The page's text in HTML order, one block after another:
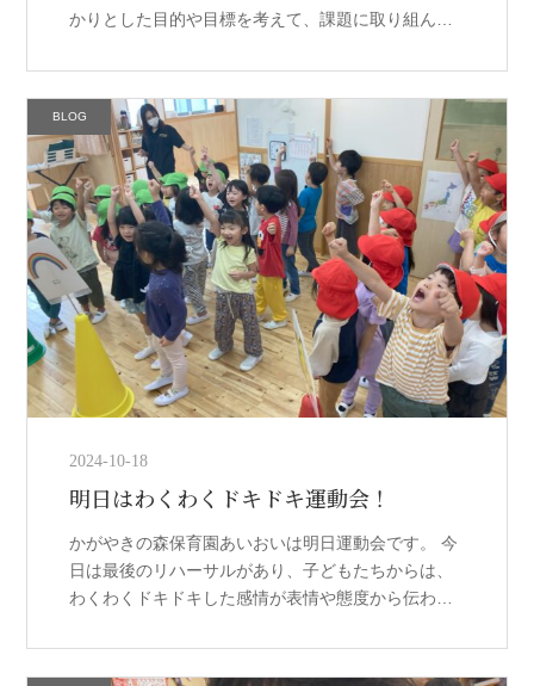
かりとした目的や目標を考えて、課題に取り組んだ
を見る場所ではなく、通過点です。 […]
2024-10-18
BLOG
明日はわくわくドキドキ運動会！
かがやきの森保育園あいおいは明日運動会です。 今
日は最後のリハーサルがあり、子どもたちからは、
わくわくドキドキした感情が表情や態度から伝わっ
にあります。 幼児クラスは、友だ […]